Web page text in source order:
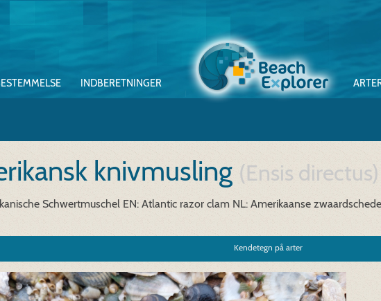
INDBERETNINGER
knivmusling (Ensis directus)
Schwertmuschel EN: Atlantic razor clam NL: Amerikaanse zwaardschede
Kendetegn på arter